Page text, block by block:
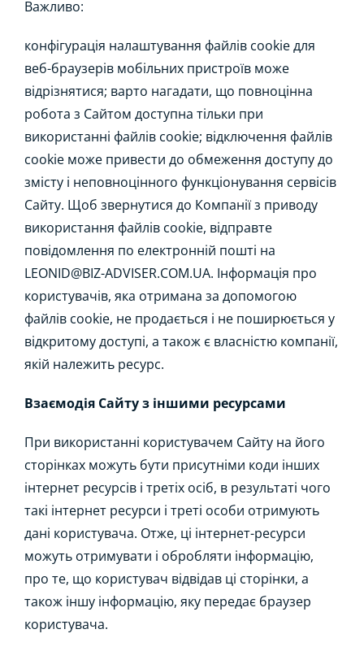
Важливо:
конфігурація налаштування файлів cookie для
веб-браузерів мобільних пристроїв може
відрізнятися; варто нагадати, що повноцінна
робота з Сайтом доступна тільки при
використанні файлів cookie; відключення файлів
cookie може привести до обмеження доступу до
змісту і неповноцінного функціонування сервісів
Сайту. Щоб звернутися до Компанії з приводу
використання файлів cookie, відправте
повідомлення по електронній пошті на
LEONID@BIZ-ADVISER.COM.UA. Інформація про
користувачів, яка отримана за допомогою
файлів cookie, не продається і не поширюється у
відкритому доступі, а також є власністю компанії,
якій належить ресурс.
Взаємодія Сайту з іншими ресурсами
При використанні користувачем Сайту на його
сторінках можуть бути присутніми коди інших
інтернет ресурсів і третіх осіб, в результаті чого
такі інтернет ресурси і треті особи отримують
дані користувача. Отже, ці інтернет-ресурси
можуть отримувати і обробляти інформацію,
про те, що користувач відвідав ці сторінки, а
також іншу інформацію, яку передає браузер
користувача.